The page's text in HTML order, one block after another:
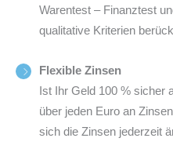
Warentest – Finanztest
qualitative Kriterien
Flexible Zinsen
Ist Ihr Geld 100 % sicher
über jeden Euro an
sich die Zinsen jederzeit